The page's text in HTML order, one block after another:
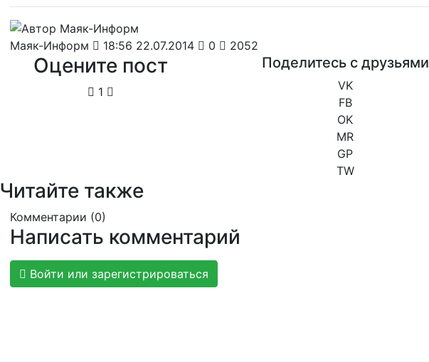
Маяк-Информ 18:56 22.07.2014 0 2052
Оцените пост
1
Поделитесь с друзьями
VK
FB
OK
MR
GP
TW
Читайте также
Комментарии (0)
Написать комментарий
Войти или зарегистрироваться